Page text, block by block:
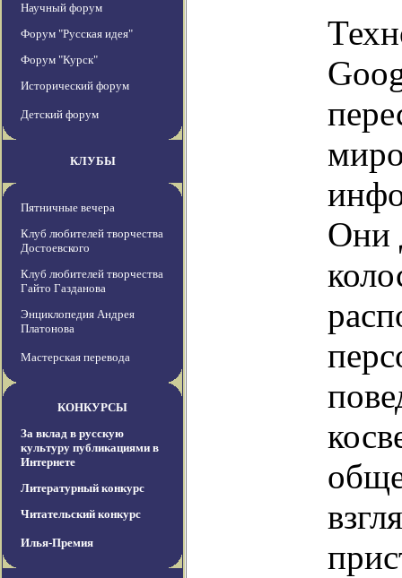
Научный форум
Форум "Русская идея"
Форум "Курск"
Исторический форум
Детский форум
КЛУБЫ
Пятничные вечера
Клуб любителей творчества
Достоевского
Клуб любителей творчества
Гайто Газданова
Энциклопедия Андрея
Платонова
Мастерская перевода
КОНКУРСЫ
За вклад в русскую
культуру публикациями в
Интернете
Литературный конкурс
Читательский конкурс
Илья-Премия
Они